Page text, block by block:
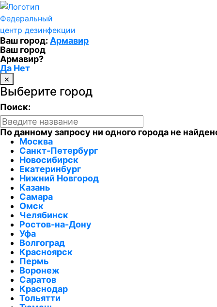
Федеральный
центр дезинфекции
Ваш город: Армавир
Ваш город
Армавир?
Да Нет
×
Выберите город
Поиск:
По данному запросу ни одного города не
Москва
Санкт-Петербург
Новосибирск
Екатеринбург
Нижний Новгород
Казань
Самара
Омск
Челябинск
Ростов-на-Дону
Уфа
Волгоград
Красноярск
Пермь
Воронеж
Саратов
Краснодар
Тольятти